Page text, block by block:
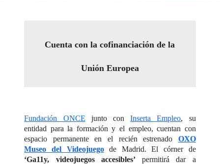
Cuenta con la cofinanciación de la
Unión Europea
Fundación ONCE junto conInserta Empleo, su
entidad para la formación y el empleo, cuentan con
espacio permanente en el recién estrenado OXO
Museo del Videojuegode Madrid. El córner de
‘Ga11y, videojuegos accesibles’permitirá dar a